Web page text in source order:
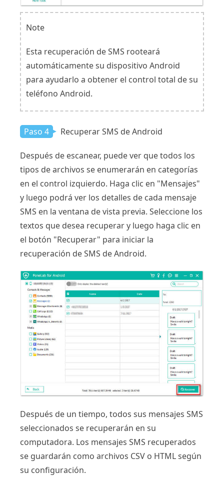
Note
Esta recuperación de SMS rooteará
automáticamente su dispositivo Android
para ayudarlo a obtener el control total de su
teléfono Android.
Paso 4 Recuperar SMS de Android
Después de escanear, puede ver que todos los
tipos de archivos se enumerarán en categorías
en el control izquierdo. Haga clic en "Mensajes"
y luego podrá ver los detalles de cada mensaje
SMS en la ventana de vista previa. Seleccione los
textos que desea recuperar y luego haga clic en
el botón "Recuperar" para iniciar la
recuperación de SMS de Android.
Después de un tiempo, todos sus mensajes SMS
seleccionados se recuperarán en su
computadora. Los mensajes SMS recuperados
se guardarán como archivos CSV o HTML según
su configuración.